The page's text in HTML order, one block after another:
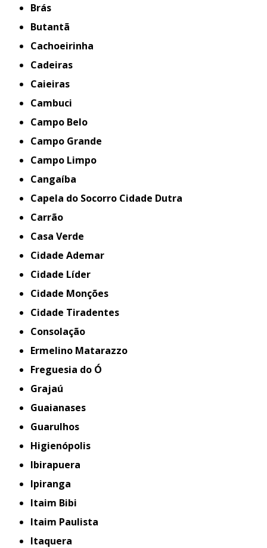
Brás
Butantã
Cachoeirinha
Cadeiras
Caieiras
Cambuci
Campo Belo
Campo Grande
Campo Limpo
Cangaíba
Capela do Socorro Cidade Dutra
Carrão
Casa Verde
Cidade Ademar
Cidade Líder
Cidade Monções
Cidade Tiradentes
Consolação
Ermelino Matarazzo
Freguesia do Ó
Grajaú
Guaianases
Guarulhos
Higienópolis
Ibirapuera
Ipiranga
Itaim Bibi
Itaim Paulista
Itaquera